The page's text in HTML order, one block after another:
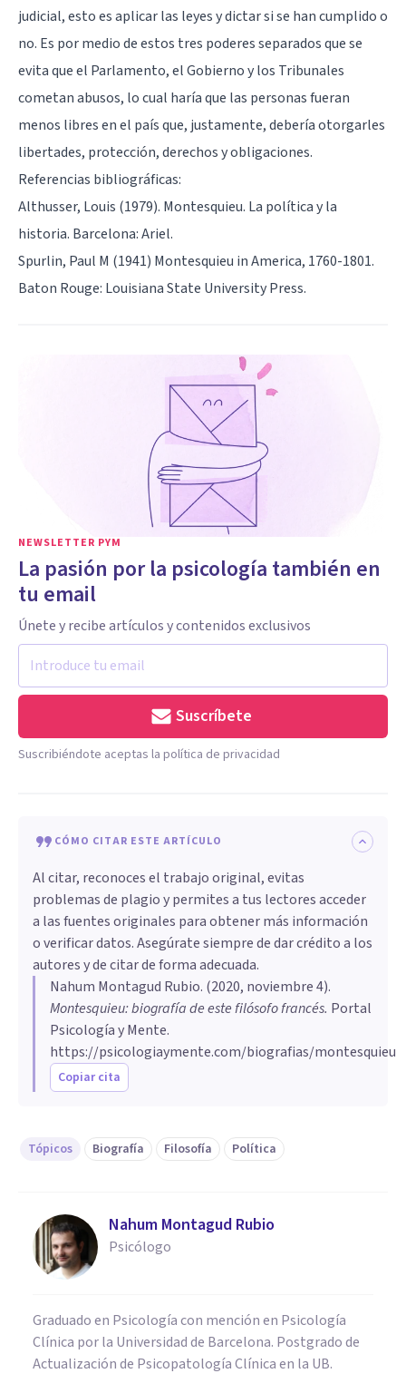
judicial, esto es aplicar las leyes y dictar si se han cumplido o
no. Es por medio de estos tres poderes separados que se
evita que el Parlamento, el Gobierno y los Tribunales
cometan abusos, lo cual haría que las personas fueran
menos libres en el país que, justamente, debería otorgarles
libertades, protección, derechos y obligaciones.
Referencias bibliográficas:
Althusser, Louis (1979). Montesquieu. La política y la
historia. Barcelona: Ariel.
Spurlin, Paul M (1941) Montesquieu in America, 1760-1801.
Baton Rouge: Louisiana State University Press.
NEWSLETTER PYM
La pasión por la psicología también en
tu email
Únete y recibe artículos y contenidos exclusivos
Suscríbete
Suscribiéndote aceptas la política de privacidad
CÓMO CITAR ESTE ARTÍCULO
Al citar, reconoces el trabajo original, evitas
problemas de plagio y permites a tus lectores acceder
a las fuentes originales para obtener más información
o verificar datos. Asegúrate siempre de dar crédito a los
autores y de citar de forma adecuada.
Nahum Montagud Rubio. (2020, noviembre 4).
Montesquieu: biografía de este filósofo francés. Portal
Psicología y Mente.
https://psicologiaymente.com/biografias/montesquieu
Copiar cita
Tópicos Biografía Filosofía Política
Nahum Montagud Rubio
Psicólogo
Graduado en Psicología con mención en Psicología
Clínica por la Universidad de Barcelona. Postgrado de
Actualización de Psicopatología Clínica en la UB.